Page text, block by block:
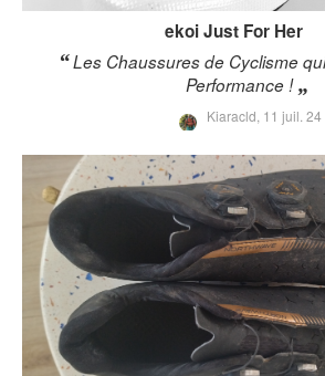
ekoi Just For Her
Les Chaussures de Cyclisme
Performance !
Kiaracld, 11 juil. 24